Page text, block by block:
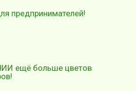
предпринимателей!
ещё больше цветов